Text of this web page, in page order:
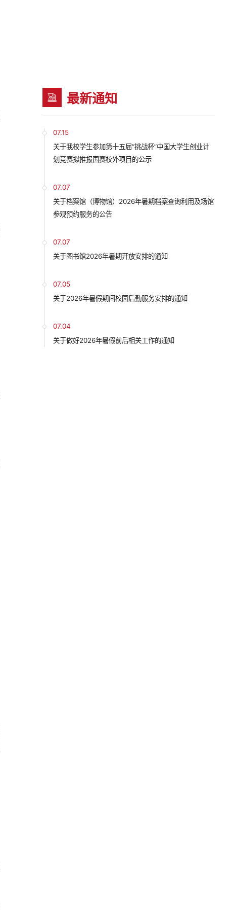
最新通知
07.15
关于我校学生参加第十五届“挑战杯”中国大学生创业计
划竞赛拟推报国赛校外项目的公示
07.07
关于档案馆（博物馆）2026年暑期档案查询利用及场馆
参观预约服务的公告
07.07
关于图书馆2026年暑期开放安排的通知
07.05
关于2026年暑假期间校园后勤服务安排的通知
07.04
关于做好2026年暑假前后相关工作的通知